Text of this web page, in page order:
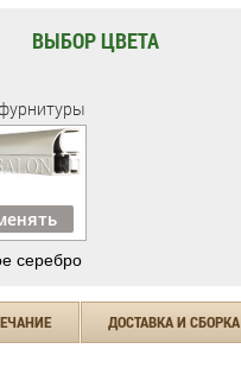
ВЫБОР ЦВЕТА
серебро
ДОСТАВКА И СБОРКА